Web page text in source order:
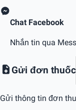
Chat Facebook
Nhắn tin qua
Gửi đơn thuốc
Gửi thông tin đơn